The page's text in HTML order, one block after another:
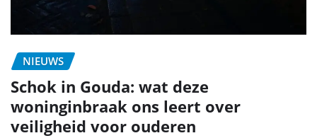
NIEUWS
Schok in Gouda: wat deze
woninginbraak ons leert over
veiligheid voor ouderen